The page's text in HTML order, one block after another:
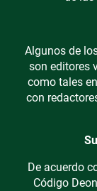
Algunos de
son editores
como tales
con
De acuerdo
Código